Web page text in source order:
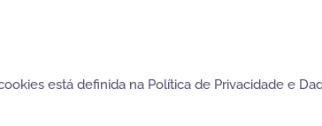
está definida na Política de Privacidade e